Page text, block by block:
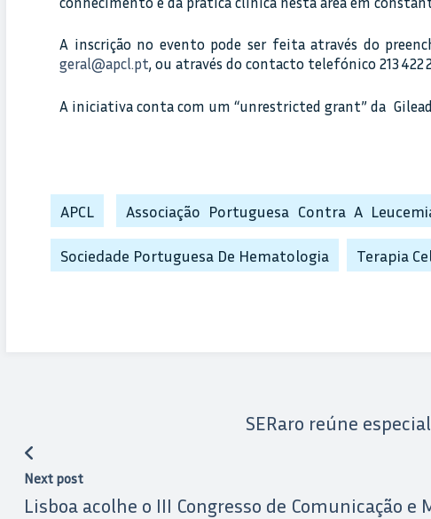
A inscrição no evento pode ser feita através do
geral@apcl.pt, ou através do contacto telefónico 213 422
A iniciativa conta com um “unrestricted grant” da
APCL Associação Portuguesa Contra A
Sociedade Portuguesa De Hematologia Terapia
SERaro reúne
Next post
Lisboa acolhe o III Congresso de Comunicação